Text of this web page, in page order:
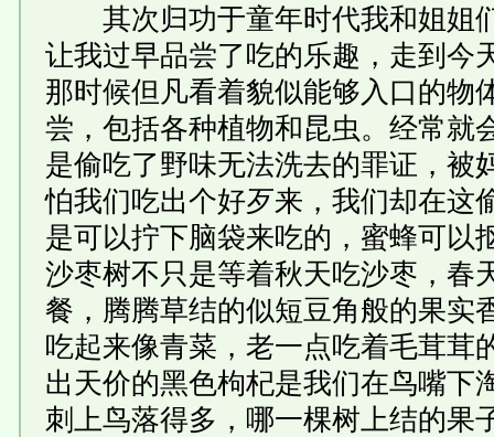
其次归功于童年时代我和姐姐
让我过早品尝了吃的乐趣，走到今
那时候但凡看着貌似能够入口的物
尝，包括各种植物和昆虫。经常就
是偷吃了野味无法洗去的罪证，被
怕我们吃出个好歹来，我们却在这
是可以拧下脑袋来吃的，蜜蜂可以
沙枣树不只是等着秋天吃沙枣，春
餐，腾腾草结的似短豆角般的果实
吃起来像青菜，老一点吃着毛茸茸
出天价的黑色枸杞是我们在鸟嘴下
刺上鸟落得多，哪一棵树上结的果